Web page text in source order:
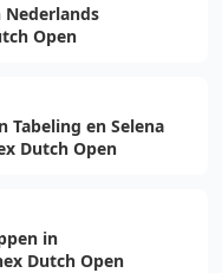
Nederlands
Open
Tabeling en Selena
Dutch Open
in
Dutch Open